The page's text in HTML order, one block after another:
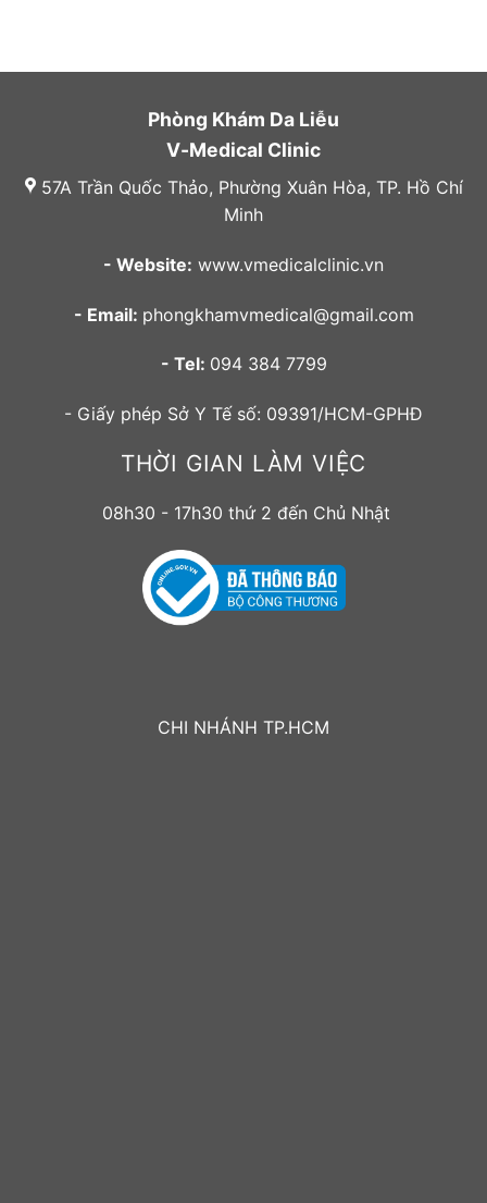
Phòng Khám Da Liễu
V-Medical Clinic
57A Trần Quốc Thảo, Phường Xuân Hòa, TP. Hồ Chí
Minh
- Website: www.vmedicalclinic.vn
- Email: phongkhamvmedical@gmail.com
- Tel: 094 384 7799
- Giấy phép Sở Y Tế số: 09391/HCM-GPHĐ
THỜI GIAN LÀM VIỆC
08h30 - 17h30 thứ 2 đến Chủ Nhật
CHI NHÁNH TP.HCM